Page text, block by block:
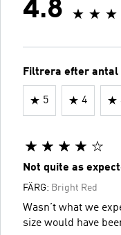
4.8
Filtrera efter
5 4
Not quite as
FÄRG: Bright Red
Wasn’t what we
size would have